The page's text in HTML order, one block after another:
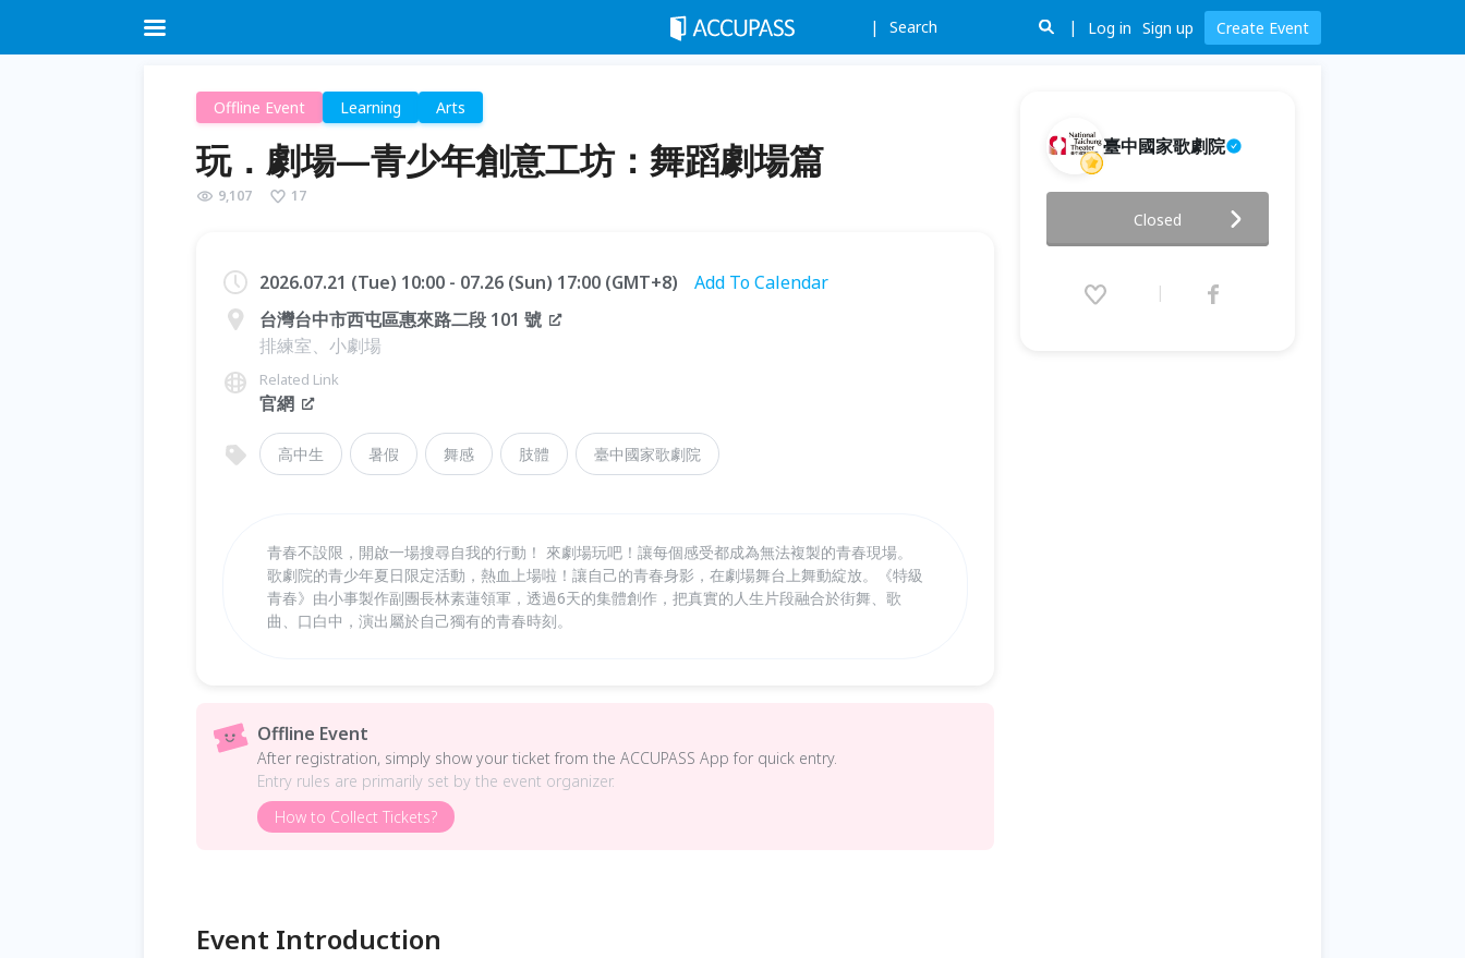
Search Log in Sign up Create Event
Offline Event Learning Arts
玩．劇場—青少年創意工坊：舞蹈劇場篇
9,107 17
2026.07.21 (Tue) 10:00 - 07.26 (Sun) 17:00 (GMT+8)
Add To Calendar
台灣台中市西屯區惠來路二段 101 號
排練室、小劇場
Related Link
官網
高中生 暑假 舞感 肢體 臺中國家歌劇院
青春不設限，開啟一場搜尋自我的行動！ 來劇場玩吧！讓每個感受都成為無法複製的青春現場。
歌劇院的青少年夏日限定活動，熱血上場啦！讓自己的青春身影，在劇場舞台上舞動綻放。《特級
青春》由小事製作副團長林素蓮領軍，透過6天的集體創作，把真實的人生片段融合於街舞、歌
曲、口白中，演出屬於自己獨有的青春時刻。
Offline Event
After registration, simply show your ticket from the ACCUPASS App for quick entry.
Entry rules are primarily set by the event organizer.
How to Collect Tickets?
Event Introduction
臺中國家歌劇院
2026.07.21 (Tue) 10:00 - 07.26
Closed